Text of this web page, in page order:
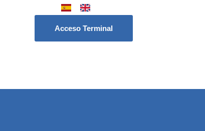
Acceso Terminal